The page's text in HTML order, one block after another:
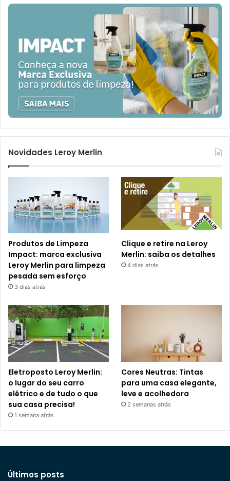
Novidades Leroy Merlin
Produtos de Limpeza
Impact: marca exclusiva
Leroy Merlin para limpeza
pesada sem esforço
3 dias atrás
Clique e retire na Leroy
Merlin: saiba os detalhes
4 dias atrás
Eletroposto Leroy Merlin:
o lugar do seu carro
elétrico e de tudo o que
sua casa precisa!
1 semana atrás
Cores Neutras: Tintas
para uma casa elegante,
leve e acolhedora
2 semanas atrás
Últimos posts